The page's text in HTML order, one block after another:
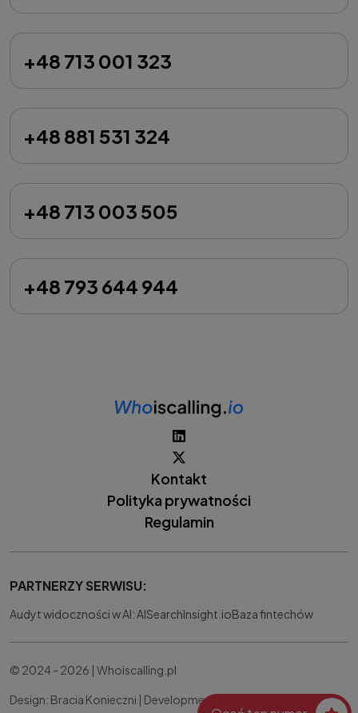
+48 713 001 323
+48 881 531 324
+48 713 003 505
+48 793 644 944
Kontakt
Polityka prywatności
Regulamin
PARTNERZY SERWISU:
Audyt widoczności w AI: AISearchInsight.ioBaza fintechów
© 2024 - 2026 | Whoiscalling.pl
Design: Bracia Konieczni | Development: